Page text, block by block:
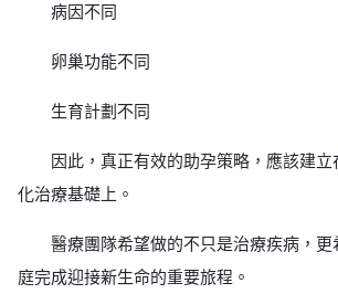
病因不同
卵巢功能不同
生育計劃不同
因此，真正有效的助孕策略，應該建立
化治療基礎上。
醫療團隊希望做的不只是治療疾病，更
庭完成迎接新生命的重要旅程。